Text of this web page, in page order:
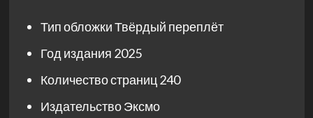
Тип обложкиТвёрдый переплёт
Год издания 2025
Количество страниц240
ИздательствоЭксмо